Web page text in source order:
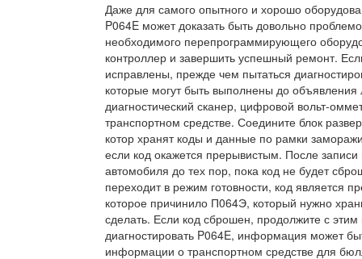
Даже для самого опытного и хорошо
P064E может доказать быть довольно
необходимого перепрограммирующего
контроллер и завершить успешный ремонт.
исправлены, прежде чем пытаться
которые могут быть выполнены до
диагностический сканер, цифровой вольт-
транспортном средстве. Соедините блок
котор хранят коды и данные по рамки
если код окажется прерывистым. После
автомобиля до тех пор, пока код не будет
переходит в режим готовности, код является
которое причинило П064Э, который нужно
сделать. Если код сброшен, продолжите с
диагностировать P064E, информация может
информации о транспортном средстве для